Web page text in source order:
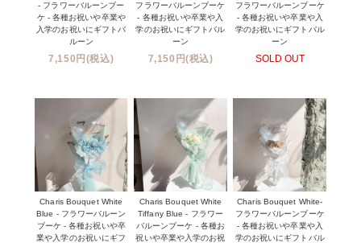
- フラワーバルーンブー
ケ - 各種お祝いや卒業や
入学のお祝いにギフトバ
ルーン
7,150円(税込)
フラワーバルーンブーケ
- 各種お祝いや卒業や入
学のお祝いにギフトバル
ーン
7,150円(税込)
フラワーバルーンブーケ
- 各種お祝いや卒業や入
学のお祝いにギフトバル
ーン
SOLD OUT
Charis Bouquet White
Blue - フラワーバルーン
ブーケ - 各種お祝いや卒
業や入学のお祝いにギフ
Charis Bouquet White
Tiffany Blue - フラワー
バルーンブーケ - 各種お
祝いや卒業や入学のお祝
Charis Bouquet White-
フラワーバルーンブーケ
- 各種お祝いや卒業や入
学のお祝いにギフトバル